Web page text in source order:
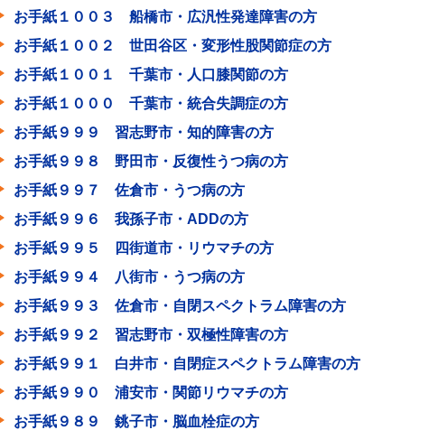
お手紙１００３ 船橋市・広汎性発達障害の方
お手紙１００２ 世田谷区・変形性股関節症の方
お手紙１００１ 千葉市・人口膝関節の方
お手紙１０００ 千葉市・統合失調症の方
お手紙９９９ 習志野市・知的障害の方
お手紙９９８ 野田市・反復性うつ病の方
お手紙９９７ 佐倉市・うつ病の方
お手紙９９６ 我孫子市・ADDの方
お手紙９９５ 四街道市・リウマチの方
お手紙９９４ 八街市・うつ病の方
お手紙９９３ 佐倉市・自閉スペクトラム障害の方
お手紙９９２ 習志野市・双極性障害の方
お手紙９９１ 白井市・自閉症スペクトラム障害の方
お手紙９９０ 浦安市・関節リウマチの方
お手紙９８９ 銚子市・脳血栓症の方